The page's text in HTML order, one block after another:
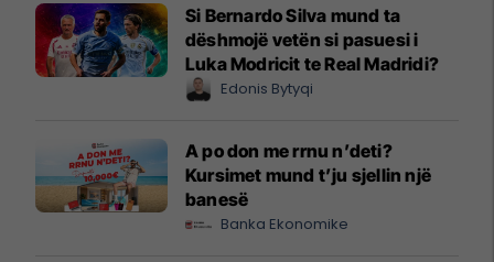
Si Bernardo Silva mund ta
dëshmojë vetën si pasuesi i
Luka Modricit te Real Madridi?
Edonis Bytyqi
A po don me rrnu n’deti?
Kursimet mund t’ju sjellin një
banesë
Banka Ekonomike